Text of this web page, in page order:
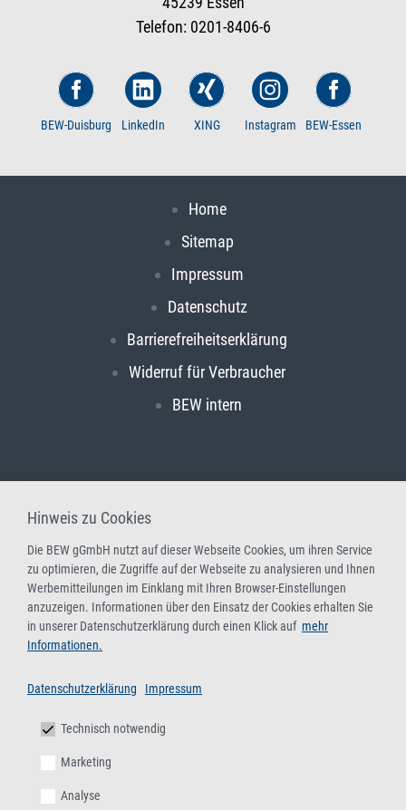
Telefon: 0201-8406-6
BEW-Duisburg LinkedIn XING Instagram BEW-Essen
Home
Sitemap
Impressum
Datenschutz
Barrierefreiheitserklärung
Widerruf für Verbraucher
BEW intern
Hinweis zu Cookies
Die BEW gGmbH nutzt auf dieser Webseite Cookies, um ihren Service
zu optimieren, die Zugriffe auf der Webseite zu analysieren und Ihnen
Werbemitteilungen im Einklang mit Ihren Browser-Einstellungen
anzuzeigen. Informationen über den Einsatz der Cookies erhalten Sie
in unserer Datenschutzerklärung durch einen Klick auf mehr
Informationen.
Datenschutzerklärung Impressum
Technisch notwendig
Marketing
Analyse